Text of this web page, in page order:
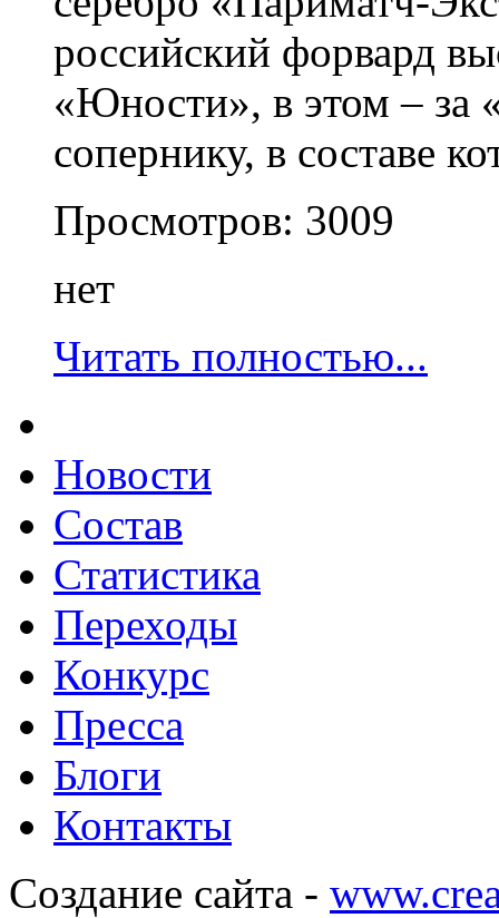
российский форвард
«Юности», в этом – за
сопернику, в составе
Просмотров: 3009
нет
Читать полностью...
Новости
Состав
Статистика
Переходы
Конкурс
Пресса
Блоги
Контакты
Создание сайта -